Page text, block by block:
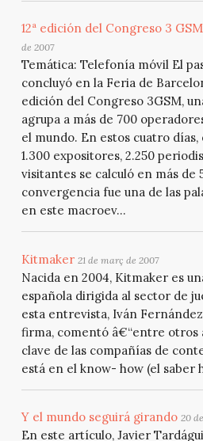
12ª edición del Congreso 3
de 2007
Temática: Telefonía móvil El
concluyó en la Feria de
edición del Congreso 3GSM,
agrupa a más de 700
el mundo. En estos cuatro
1.300 expositores, 2.250
visitantes se calculó en más de
convergencia fue una de las
en este macroev...
Kitmaker 21 de març de 2007
Nacida en 2004, Kitmaker es
española dirigida al sector de
esta entrevista, Iván
firma, comentó â€“entre otros
clave de las compañías de
está en el know- how (el saber
Y el mundo seguirá girando 20
En este artículo, Javier